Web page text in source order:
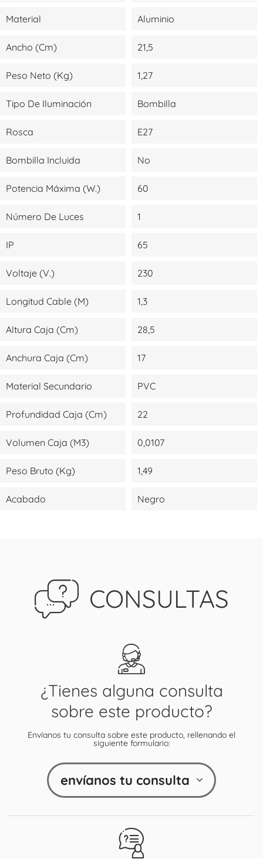
Material Aluminio
Ancho (cm) 21,5
Peso Neto (kg) 1,27
Tipo De Iluminación Bombilla
Rosca E27
Bombilla Incluida No
Potencia Máxima (W.) 60
Número De Luces 1
IP 65
Voltaje (V.) 230
Longitud Cable (m) 1,3
Altura Caja (cm) 28,5
Anchura Caja (cm) 17
Material Secundario PVC
Profundidad Caja (cm) 22
Volumen Caja (m3) 0,0107
Peso Bruto (kg) 1,49
Acabado Negro
CONSULTAS
¿Tienes alguna consulta
sobre este producto?
Envíanos tu consulta sobre este producto, rellenando el
siguiente formulario:
envíanos tu consulta